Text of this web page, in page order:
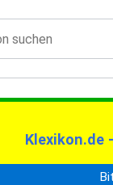
Klexikon.de